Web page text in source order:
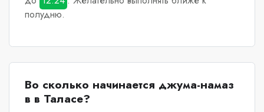
полудню.
Во сколько начинается джума-намаз
в в Таласе?